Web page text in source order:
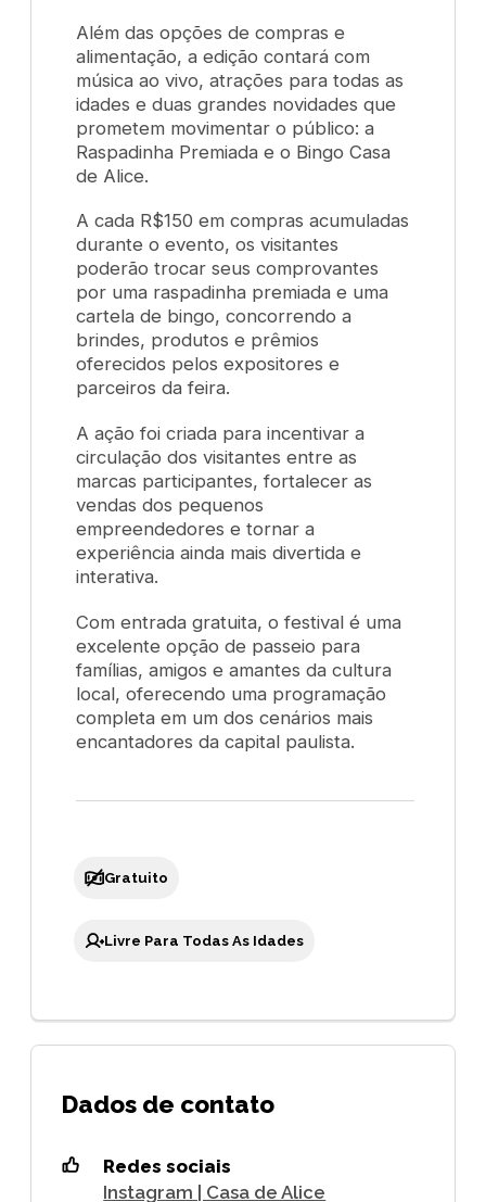
Além das opções de compras e
alimentação, a edição contará com
música ao vivo, atrações para todas as
idades e duas grandes novidades que
prometem movimentar o público: a
Raspadinha Premiada e o Bingo Casa
de Alice.
A cada R$150 em compras acumuladas
durante o evento, os visitantes
poderão trocar seus comprovantes
por uma raspadinha premiada e uma
cartela de bingo, concorrendo a
brindes, produtos e prêmios
oferecidos pelos expositores e
parceiros da feira.
A ação foi criada para incentivar a
circulação dos visitantes entre as
marcas participantes, fortalecer as
vendas dos pequenos
empreendedores e tornar a
experiência ainda mais divertida e
interativa.
Com entrada gratuita, o festival é uma
excelente opção de passeio para
famílias, amigos e amantes da cultura
local, oferecendo uma programação
completa em um dos cenários mais
encantadores da capital paulista.
Gratuito
Livre Para Todas As Idades
Dados de contato
Redes sociais
Instagram | Casa de Alice